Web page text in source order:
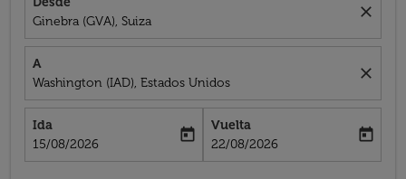
Ginebra (GVA), Suiza
close
A
Washington (IAD), Estados Unidos
close
Ida
fc-booking-departure-date-aria-label
15/08/2026
today
Vuelta
fc-booking-return-date-aria-label
22/08/2026
today